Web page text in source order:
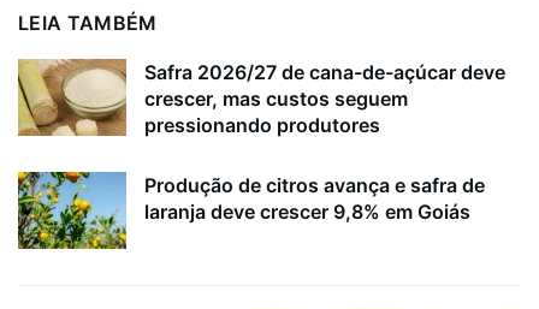
LEIA TAMBÉM
Safra 2026/27 de cana-de-açúcar deve
crescer, mas custos seguem
pressionando produtores
Produção de citros avança e safra de
laranja deve crescer 9,8% em Goiás